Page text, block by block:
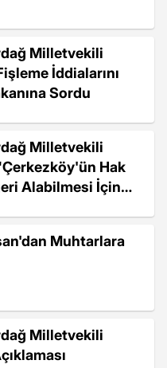
Milletvekili
İddialarını
Sordu
Milletvekili
Hak
Alabilmesi İçin
Muhtarlara
Milletvekili